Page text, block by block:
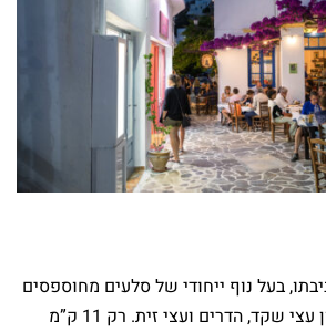
בעל נוף ייחודי של סלעים מחוספסים
משובצים בגפנים, המון עצי שקד, הדרים ועצי זית. רק 11 ק”מ